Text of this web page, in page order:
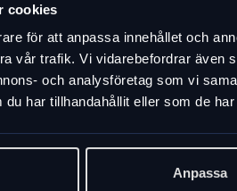
cookies
för att anpassa innehållet och
vår trafik. Vi vidarebefordrar även
och analysföretag som vi
du har tillhandahållit eller som de
Anpassa